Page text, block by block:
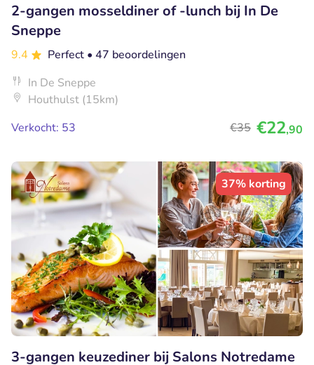
2-gangen mosseldiner of -lunch bij In De
Sneppe
9.4 Perfect • 47 beoordelingen
In De Sneppe
Houthulst (15km)
Verkocht: 53
€35 €22,90
37% korting
3-gangen keuzediner bij Salons Notredame